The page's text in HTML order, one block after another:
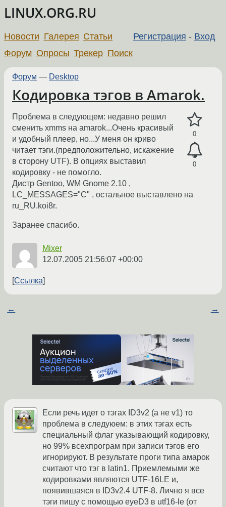
LINUX.ORG.RU
Регистрация - Вход
Новости Галерея Статьи
Форум Опросы Трекер Поиск
Форум — Desktop
Кодировка тэгов в Amarok.
0
0
Проблема в следующем: недавно решил
сменить xmms на amarok...Очень красивый
и удобный плеер, но...У меня он криво
читает тэги.(предположительно, искажение
в сторону UTF). В опциях выставил
кодировку - не помогло.
Дистр Gentoo, WM Gnome 2.10 ,
LC_MESSAGES="C" , остальное выставлено на
ru_RU.koi8r.
Заранее спасибо.
Mixer
12.07.2005 21:56:07 +00:00
Ссылка
← →
Если речь идет о тэгах ID3v2 (а не v1) то
проблема в следуюем: в этих тэгах есть
специальный флаг указывающий кодировку,
но 99% всехпрограм при записи тэгов его
игнорируют. В результате проги типа амарок
считают что тэг в latin1. Приемлемыми же
кодировками являются UTF-16LE и,
появившаяся в ID3v2.4 UTF-8. Лично я все
тэги пишу с помощью eyeD3 в utf16-le (от